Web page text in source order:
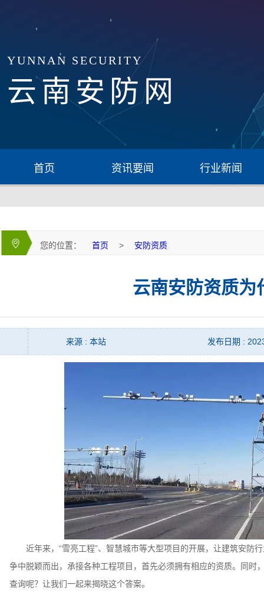
YUNNAN SECURITY
云南安防网
首页 资讯要闻 行业新闻
您的位置： 首页 > 安防资质
云南安防资质为
来源 : 本站 发布日期 :
近年来，“雪亮工程”、智慧城市等大型项目的开展，让建筑安防
争中脱颖而出，承接各种工程项目，首先必须拥有相应的资质。同时
查询呢？让我们一起来揭晓这个答案。